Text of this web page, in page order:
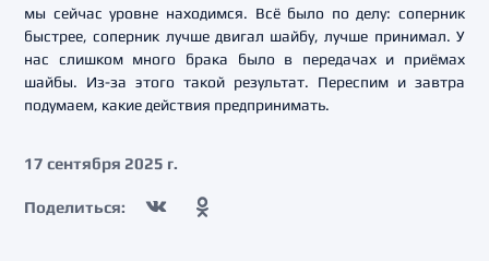
мы сейчас уровне находимся. Всё было по делу: соперник
быстрее, соперник лучше двигал шайбу, лучше принимал. У
нас слишком много брака было в передачах и приёмах
шайбы. Из-за этого такой результат. Переспим и завтра
подумаем, какие действия предпринимать.
17 сентября 2025 г.
Поделиться: